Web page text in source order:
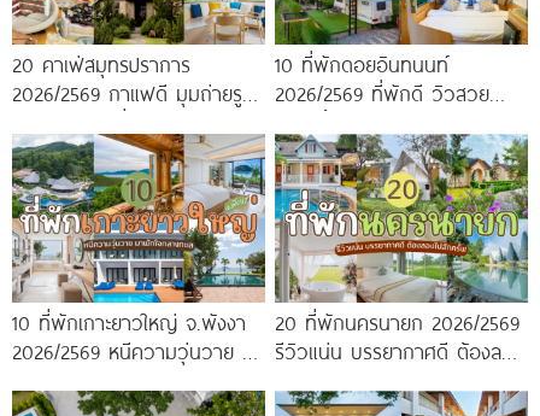
20 คาเฟ่สมุทรปราการ
2026/2569 กาแฟดี มุมถ่ายรูป
10 ที่พักดอยอินทนนท์
2026/2569 ที่พักดี วิวสวย
10 ที่พักเกาะยาวใหญ่ จ.พังงา
2026/2569 หนีความวุ่นวาย มา
20 ที่พักนครนายก 2026/2569
รีวิวแน่น บรรยากาศดี ต้องลอง